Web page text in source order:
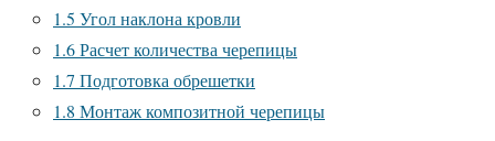
1.5 Угол наклона кровли
1.6Расчет количества черепицы
1.7 Подготовка обрешетки
1.8 Монтаж композитной черепицы